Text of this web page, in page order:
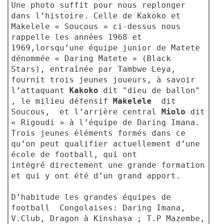
Une photo suffit pour nous replonger
dans l’histoire. Celle de Kakoko et
Makelele « Soucous » ci-dessus nous
rappelle les années 1968 et
1969,lorsqu’une équipe junior de Matete
dénommée « Daring Matete » (Black
Stars), entraînée par Tambwe Leya,
fournit trois jeunes joueurs, à savoir
l’attaquant
Kakoko dit "dieu de ballon"
, le milieu défensif
Makelele
dit
Soucous,
et l’arrière central Miolo dit
« Rigoudi » à l’équipe de Daring Imana.
Trois jeunes éléments formés dans ce
qu’on peut qualifier actuellement d’une
école de football,
qui ont
intégré directement une grande formation
et qui y ont été d’un grand apport.
D’habitude les grandes équipes de
football Congolaises: Daring Imana,
V.Club, Dragon à Kinshasa ; T.P Mazembe,